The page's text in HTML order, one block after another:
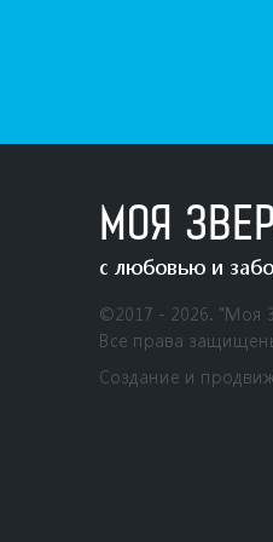
МОЯ
с любовью и
©2017 - 2026. "Моя
Все права
Создание и